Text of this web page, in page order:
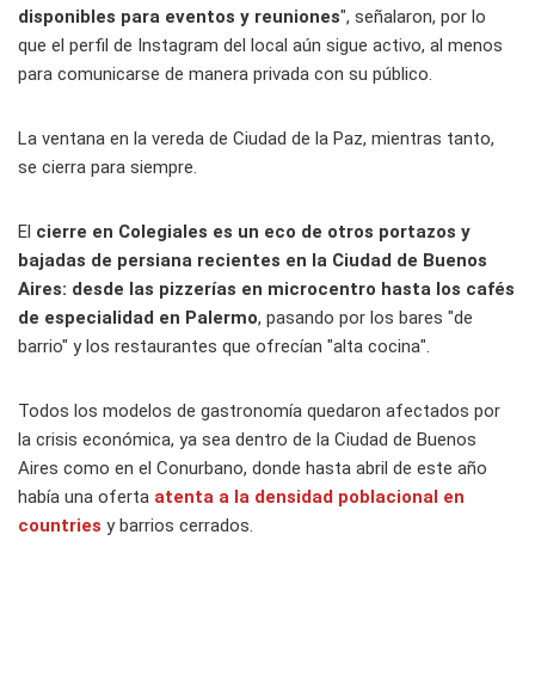
disponibles para eventos y reuniones", señalaron, por lo
que el perfil de Instagram del local aún sigue activo, al menos
para comunicarse de manera privada con su público.
La ventana en la vereda de Ciudad de la Paz, mientras tanto,
se cierra para siempre.
El cierre en Colegiales es un eco de otros portazos y
bajadas de persiana recientes en la Ciudad de Buenos
Aires: desde las pizzerías en microcentro hasta los cafés
de especialidad en Palermo, pasando por los bares "de
barrio" y los restaurantes que ofrecían "alta cocina".
Todos los modelos de gastronomía quedaron afectados por
la crisis económica, ya sea dentro de la Ciudad de Buenos
Aires como en el Conurbano, donde hasta abril de este año
había una oferta atenta a la densidad poblacional en
countries y barrios cerrados.